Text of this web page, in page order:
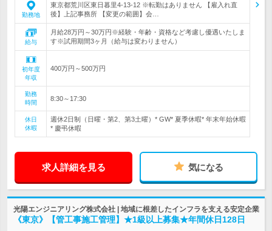
勤務地
東京都荒川区東日暮里4-13-12 ※転勤はありません 【雇入れ直
後】上記事務所 【変更の範囲】会…
給与
月給28万円～30万円※経験・年齢・資格など考慮し優遇いたしま
す※試用期間3ヶ月（給与は変わりません）
初年度
年収
400万円～500万円
勤務
時間
8:30～17:30
休日
休暇
週休2日制（日曜・第2、第3土曜）* GW* 夏季休暇* 年末年始休暇
* 慶弔休暇
求人詳細を見る 気になる
光陽エンジニアリング株式会社 | 地域に根差したインフラを支える安定企業
《東京》【管工事施工管理】★1級以上募集★年間休日128日